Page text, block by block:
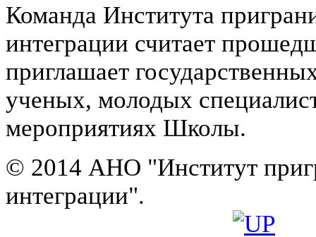
Команда Института
интеграции считает
приглашает
ученых, молодых
мероприятиях Школы.
© 2014 АНО "Институт
интеграции".